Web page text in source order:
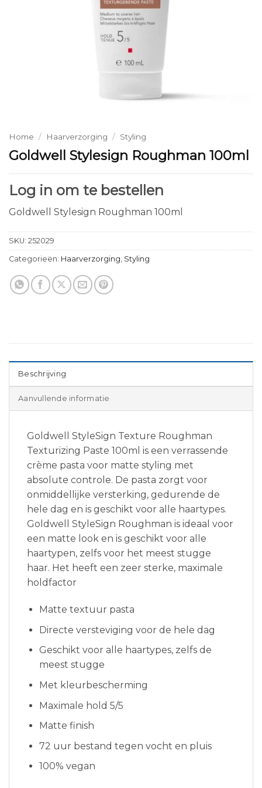
Home / Haarverzorging / Styling
Goldwell Stylesign Roughman 100ml
Log in om te bestellen
Goldwell Stylesign Roughman 100ml
SKU: 252029
Categorieën: Haarverzorging Styling
Beschrijving
Aanvullende informatie
Goldwell StyleSign Texture Roughman
Texturizing Paste 100ml is een verrassende
crème pasta voor matte styling met
absolute controle. De pasta zorgt voor
onmiddellijke versterking, gedurende de
hele dag en is geschikt voor alle haartypes.
Goldwell StyleSign Roughman is ideaal voor
een matte look en is geschikt voor alle
haartypen, zelfs voor het meest stugge
haar. Het heeft een zeer sterke, maximale
holdfactor
Matte textuur pasta
Directe versteviging voor de hele dag
Geschikt voor alle haartypes, zelfs de
meest stugge
Met kleurbescherming
Maximale hold 5/5
Matte finish
72 uur bestand tegen vocht en pluis
100% vegan